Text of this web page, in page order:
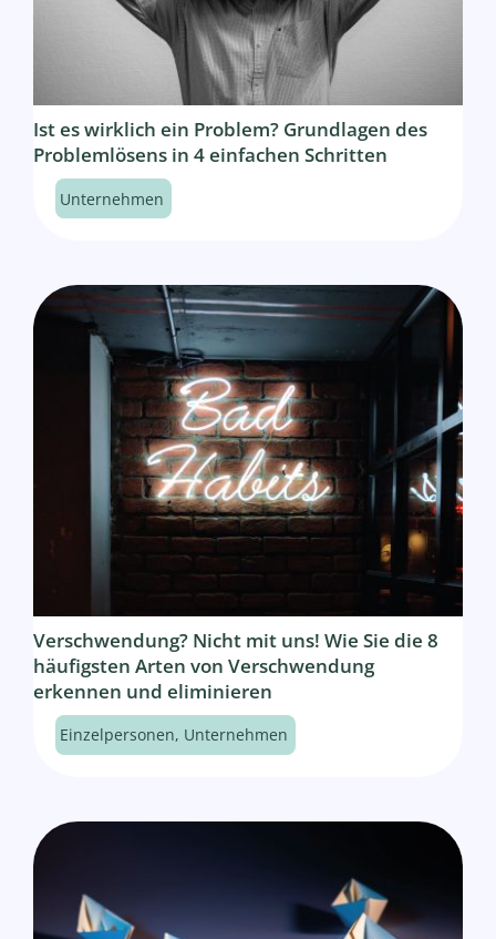
Ist es wirklich ein Problem? Grundlagen des
Problemlösens in 4 einfachen Schritten
Unternehmen
Verschwendung? Nicht mit uns! Wie Sie die 8
häufigsten Arten von Verschwendung
erkennen und eliminieren
Einzelpersonen, Unternehmen